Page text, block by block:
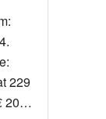
229
20…